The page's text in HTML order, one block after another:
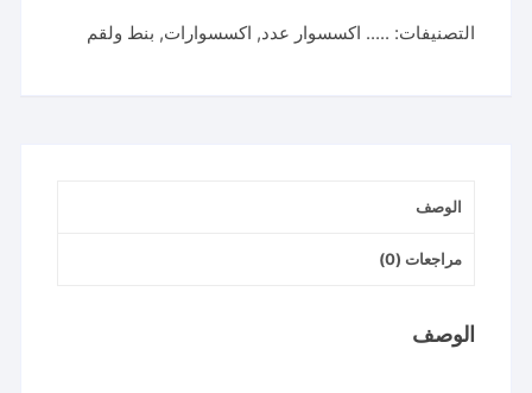
30X400X35mm
التصنيفات: ..... اكسسوار عدد, اكسسوارات, بنط ولقم
الوصف
مراجعات (0)
الوصف